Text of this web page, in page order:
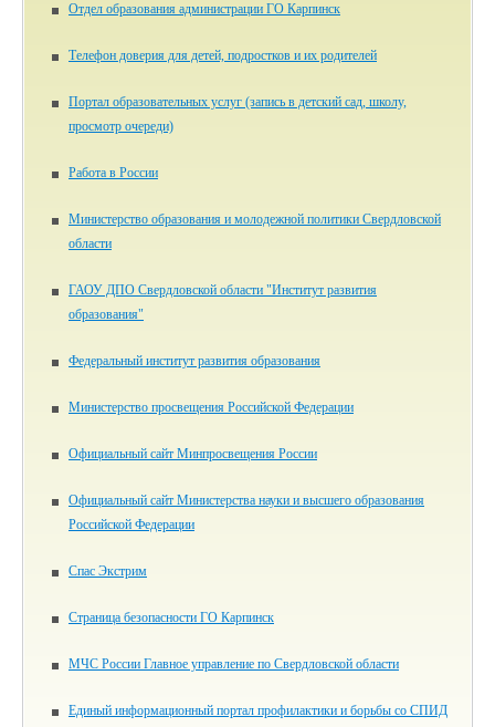
Отдел образования администрации ГО Карпинск
Телефон доверия для детей, подростков и их родителей
Портал образовательных услуг (запись в детский сад, школу,
просмотр очереди)
Работа в России
Министерство образования и молодежной политики Свердловской
области
ГАОУ ДПО Свердловской области "Институт развития
образования"
Федеральный институт развития образования
Министерство просвещения Российской Федерации
Официальный сайт Минпросвещения России
Официальный сайт Министерства науки и высшего образования
Российской Федерации
Спас Экстрим
Страница безопасности ГО Карпинск
МЧС России Главное управление по Свердловской области
Единый информационный портал профилактики и борьбы со СПИД